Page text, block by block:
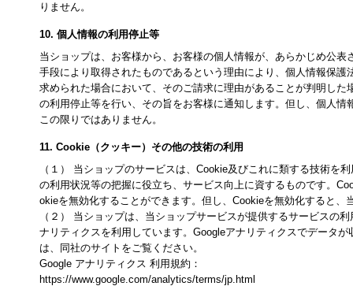
りません。
10. 個人情報の利用停止等
当ショップは、お客様から、お客様の個人情報が、あらかじめ公
手段により取得されたものであるという理由により、個人情報保
求められた場合において、そのご請求に理由があることが判明し
の利用停止等を行い、その旨をお客様に通知します。但し、個人
この限りではありません。
11. Cookie（クッキー）その他の技術の利用
（１） 当ショップのサービスは、Cookie及びこれに類する技術を
の利用状況等の把握に役立ち、サービス向上に資するものです。
okieを無効化することができます。但し、Cookieを無効化すると
（２） 当ショップは、当ショップサービスが提供するサービスの
ナリティクスを利用しています。Googleアナリティクスでデータ
は、同社のサイトをご覧ください。
Google アナリティクス 利用規約：
https://www.google.com/analytics/terms/jp.html